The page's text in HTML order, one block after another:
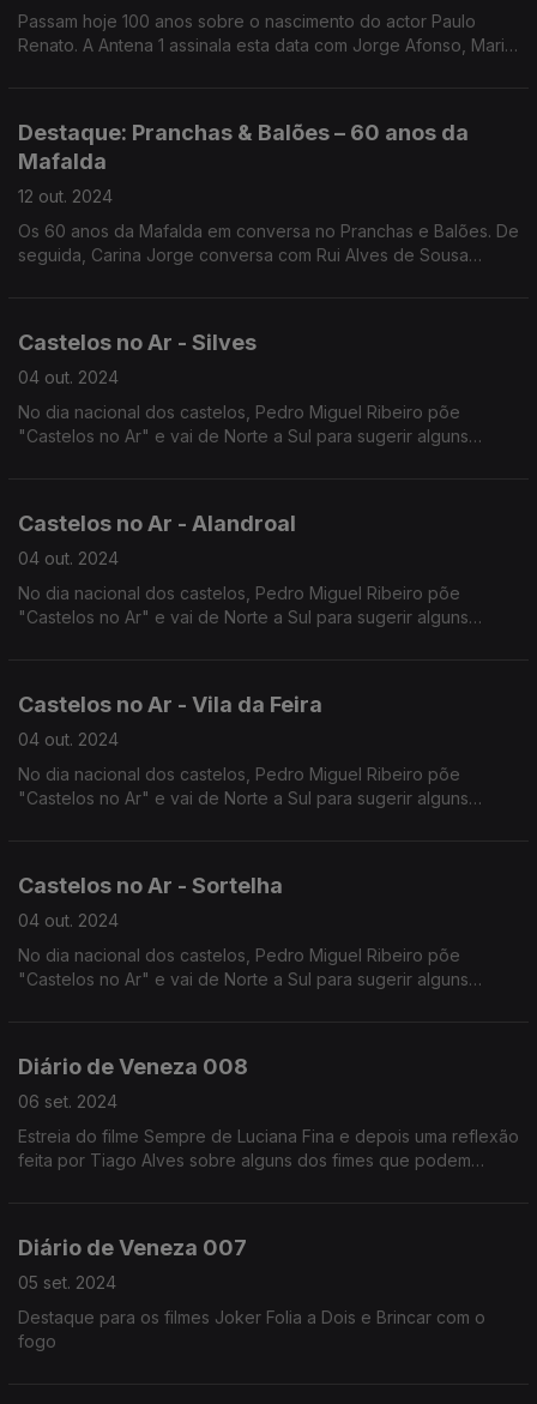
Passam hoje 100 anos sobre o nascimento do actor Paulo
Renato. A Antena 1 assinala esta data com Jorge Afonso, Maria
Destaque: Pranchas & Balões – 60 anos da
Mafalda
12 out. 2024
Os 60 anos da Mafalda em conversa no Pranchas e Balões. De
seguida, Carina Jorge conversa com Rui Alves de Sousa
Castelos no Ar - Silves
04 out. 2024
No dia nacional dos castelos, Pedro Miguel Ribeiro põe
"Castelos no Ar" e vai de Norte a Sul para sugerir alguns
Castelos no Ar - Alandroal
04 out. 2024
No dia nacional dos castelos, Pedro Miguel Ribeiro põe
"Castelos no Ar" e vai de Norte a Sul para sugerir alguns
Castelos no Ar - Vila da Feira
04 out. 2024
No dia nacional dos castelos, Pedro Miguel Ribeiro põe
"Castelos no Ar" e vai de Norte a Sul para sugerir alguns
Castelos no Ar - Sortelha
04 out. 2024
No dia nacional dos castelos, Pedro Miguel Ribeiro põe
"Castelos no Ar" e vai de Norte a Sul para sugerir alguns
Diário de Veneza 008
06 set. 2024
Estreia do filme Sempre de Luciana Fina e depois uma reflexão
feita por Tiago Alves sobre alguns dos fimes que podem
Diário de Veneza 007
05 set. 2024
Destaque para os filmes Joker Folia a Dois e Brincar com o
fogo